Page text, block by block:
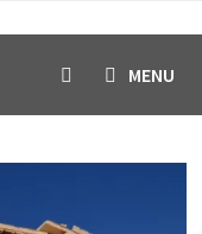
MENU